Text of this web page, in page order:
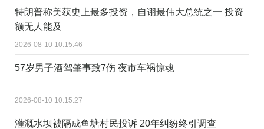
特朗普称美获史上最多投资，自诩最伟大总统之一 投资
额无人能及
2026-08-10 10:15:46
57岁男子酒驾肇事致7伤 夜市车祸惊魂
2026-08-10 10:15:27
灌溉水坝被隔成鱼塘村民投诉 20年纠纷终引调查